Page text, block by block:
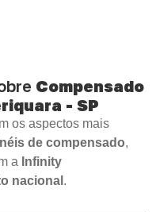
Compensado
- SP
os aspectos mais
de compensado,
a Infinity
nacional .